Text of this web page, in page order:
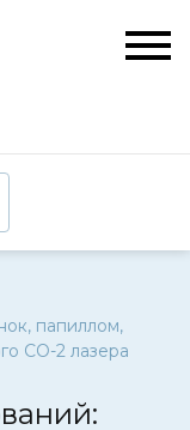
папиллом,
CO-2 лазера